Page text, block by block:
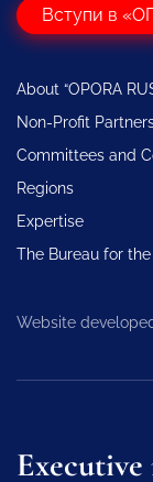
Вступи в
About “OPORA
Non-Profit
Committees and
Regions
Expertise
The Bureau for
Website